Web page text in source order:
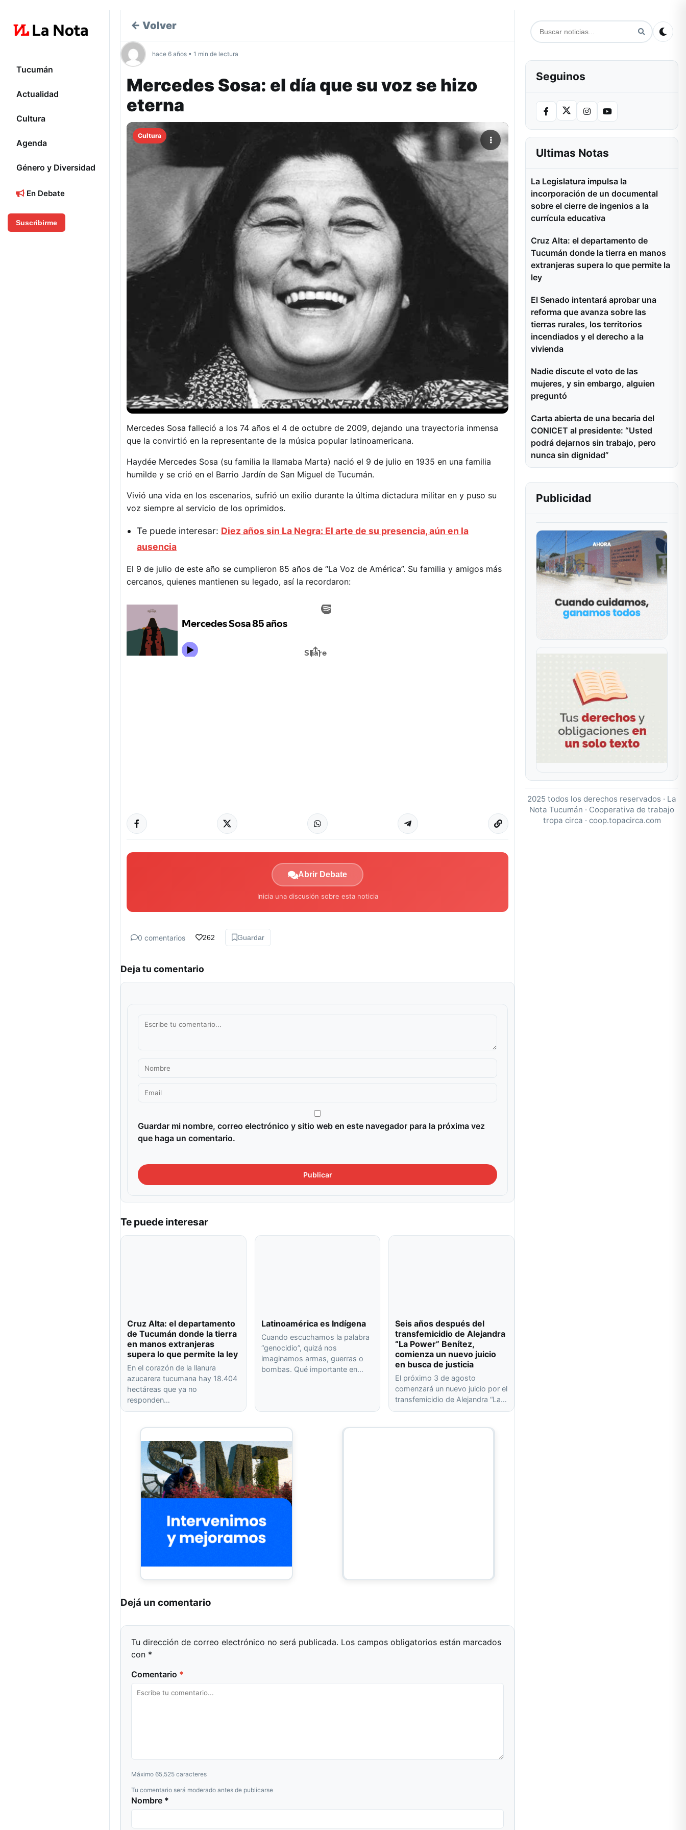
Tucumán
Actualidad
Cultura
Agenda
Género y Diversidad
En Debate
Suscribirme
← Volver
hace 6 años • 1 min de lectura
Mercedes Sosa: el día que su voz se hizo
eterna
Cultura
Mercedes Sosa falleció a los 74 años el 4 de octubre de 2009, dejando una trayectoria inmensa
que la convirtió en la representante de la música popular latinoamericana.
Haydée Mercedes Sosa (su familia la llamaba Marta) nació el 9 de julio en 1935 en una familia
humilde y se crió en el Barrio Jardín de San Miguel de Tucumán.
Vivió una vida en los escenarios, sufrió un exilio durante la última dictadura militar en y puso su
voz siempre al servicio de los oprimidos.
Te puede interesar: Diez años sin La Negra: El arte de su presencia, aún en la
ausencia
El 9 de julio de este año se cumplieron 85 años de “La Voz de América”. Su familia y amigos más
cercanos, quienes mantienen su legado, así la recordaron:
Abrir Debate
Inicia una discusión sobre esta noticia
0 comentarios 262 Guardar
Deja tu comentario
Guardar mi nombre, correo electrónico y sitio web en este navegador para la próxima vez
que haga un comentario.
Te puede interesar
Cruz Alta: el departamento
de Tucumán donde la tierra
en manos extranjeras
supera lo que permite la ley
En el corazón de la llanura
azucarera tucumana hay 18.404
hectáreas que ya no
responden…
Latinoamérica es Indígena
Cuando escuchamos la palabra
“genocidio”, quizá nos
imaginamos armas, guerras o
bombas. Qué importante en…
Seis años después del
transfemicidio de Alejandra
“La Power” Benítez,
comienza un nuevo juicio
en busca de justicia
El próximo 3 de agosto
comenzará un nuevo juicio por el
transfemicidio de Alejandra “La…
Dejá un comentario
Tu dirección de correo electrónico no será publicada. Los campos obligatorios están marcados
con *
Comentario *
Máximo 65,525 caracteres
Tu comentario será moderado antes de publicarse
Nombre *
Seguinos
Ultimas Notas
La Legislatura impulsa la
incorporación de un documental
sobre el cierre de ingenios a la
currícula educativa
Cruz Alta: el departamento de
Tucumán donde la tierra en manos
extranjeras supera lo que permite la
ley
El Senado intentará aprobar una
reforma que avanza sobre las
tierras rurales, los territorios
incendiados y el derecho a la
vivienda
Nadie discute el voto de las
mujeres, y sin embargo, alguien
preguntó
Carta abierta de una becaria del
CONICET al presidente: “Usted
podrá dejarnos sin trabajo, pero
nunca sin dignidad”
Publicidad
2025 todos los derechos reservados · La
Nota Tucumán · Cooperativa de trabajo
tropa circa · coop.topacirca.com